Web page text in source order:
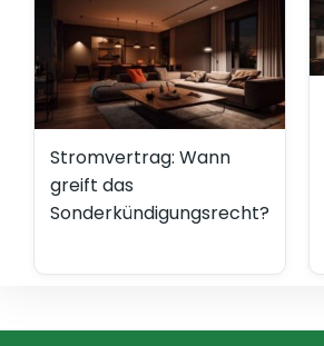
Stromvertrag: Wann
greift das
Sonderkündigungsrecht?